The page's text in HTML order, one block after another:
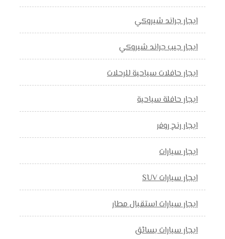
ايجار جراند شيروكي
ايجار جيب جراند شيروكي
ايجار حافلات سياحية للرحلات
ايجار حافلة سياحية
ايجار رنج روفر
ايجار سيارات
ايجار سيارات SUV
ايجار سيارات استقبال مطار
ايجار سيارات بسائق